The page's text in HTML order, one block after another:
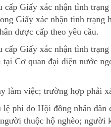
cấp Giấy xác nhận tình
Giấy xác nhận tình
được cấp theo yêu cầu.
cấp Giấy xác nhận tình
Cơ quan đại diện nước
làm việc; trường hợp phải
phí do Hội đồng nhân
thuộc hộ nghèo; người